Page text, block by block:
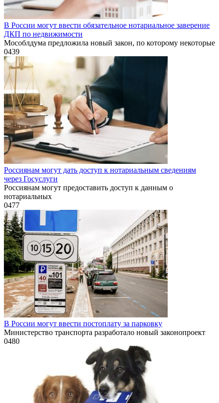
В России могут ввести обязательное нотариальное заверение
ДКП по недвижимости
Мособлдума предложила новый закон, по которому некоторые
0439
Россиянам могут дать доступ к нотариальным сведениям
через Госуслуги
Россиянам могут предоставить доступ к данным о
нотариальных
0477
В России могут ввести постоплату за парковку
Министерство транспорта разработало новый законопроект
0480